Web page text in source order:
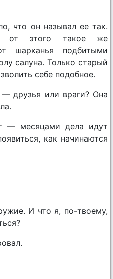
что он называл ее так.
от этого такое же
шарканья подбитыми
салуна. Только старый
себе подобное.
друзья или враги? Она
— месяцами дела идут
как начинаются
И что я, по-твоему,